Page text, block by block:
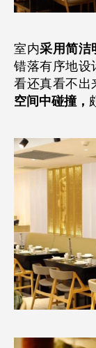
室内采用简洁
错落有序地设
看还真看不出
空间中碰撞，